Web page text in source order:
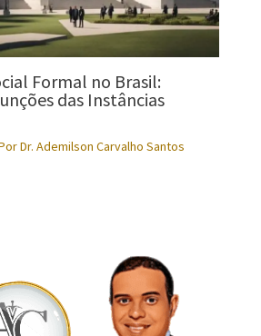
Formal no Brasil:
das Instâncias
Dr. Ademilson Carvalho Santos